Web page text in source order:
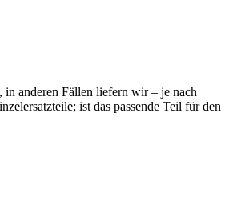
anderen Fällen liefern wir – je nach
ist das passende Teil für den